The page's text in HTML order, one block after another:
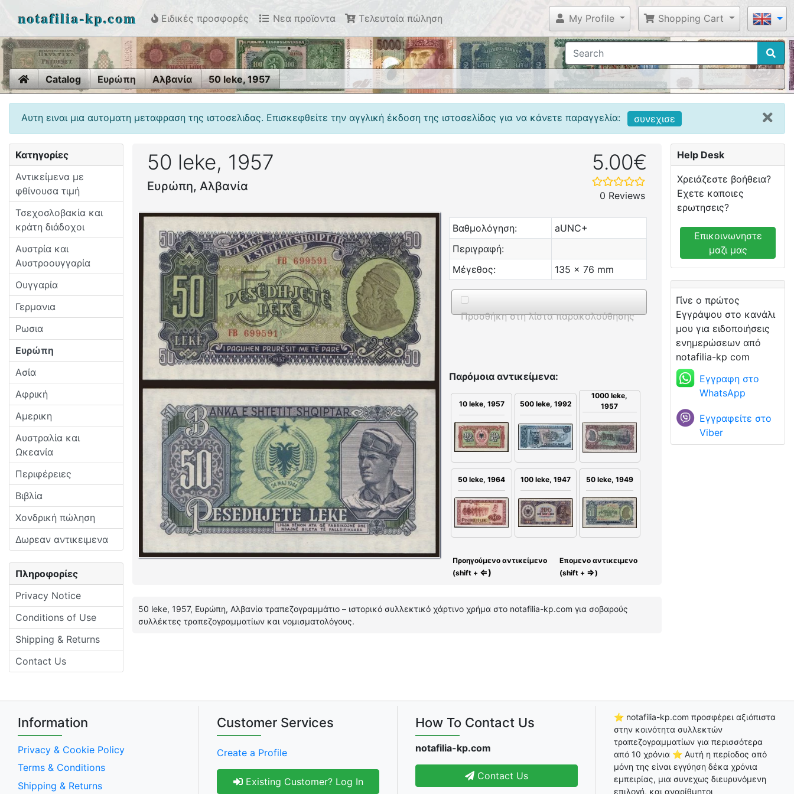
notafilia-kp.com Ειδικές προσφορές Νεα προϊοντα Τελευταία πώληση My Profile Shopping Cart
HomeCatalog Ευρώπη Αλβανία 50 leke, 1957
Αυτη ειναι μια αυτοματη μεταφραση της ιστοσελιδας. Επισκεφθείτε την αγγλική έκδοση της ιστοσελίδας για να κάνετε παραγγελία: συνεχισε
Κατηγορίες
Αντικείμενα με
φθίνουσα τιμή
Τσεχοσλοβακία και
κράτη διάδοχοι
Αυστρία και
Αυστροουγγαρία
Ουγγαρία
Γερμανια
Ρωσια
Ευρώπη
Ασία
Αφρική
Αμερικη
Αυστραλία και
Ωκεανία
Περιφέρειες
Βιβλία
Χονδρική πώληση
Δωρεαν αντικειμενα
Πληροφορίες
Privacy Notice
Conditions of Use
Shipping & Returns
Contact Us
50 leke, 1957
Ευρώπη, Αλβανία
5.00€
0 Reviews
Βαθμολόγηση:
aUNC+
Περιγραφή:
Μέγεθος:
135 x 76 mm
Προσθήκη στη λίστα παρακολούθησης
Παρόμοια αντικείμενα:
10 leke, 1957 500 leke, 1992
1000 leke,
1957
50 leke, 1964 100 leke, 1947 50 leke, 1949
Προηγούμενο αντικείμενο
(shift + ⇐)
Επομενο αντικειμενο
(shift + ⇒)
50 leke, 1957, Ευρώπη, Αλβανία τραπεζογραμμάτιο – ιστορικό συλλεκτικό χάρτινο χρήμα στο notafilia-kp.com για σοβαρούς
συλλέκτες τραπεζογραμματίων και νομισματολόγους.
Help Desk
Χρειάζεστε βοήθεια?
Εχετε καποιες
ερωτησεις?
Επικοινωνηστε
μαζι μας
Γίνε ο πρώτος
Εγγράψου στο κανάλι
μου για ειδοποιήσεις
ενημερώσεων από
notafilia-kp com
Εγγραφη στο
WhatsApp
Εγγραφείτε στο
Viber
Information
Privacy & Cookie Policy
Terms & Conditions
Shipping & Returns
Customer Services
Create a Profile
Existing Customer? Log In
How To Contact Us
notafilia-kp.com
Contact Us
⭐ notafilia-kp.com προσφέρει αξιόπιστα
στην κοινότητα συλλεκτών
τραπεζογραμματίων για περισσότερα
από 10 χρόνια ⭐ Αυτή η περίοδος από
μόνη της είναι εγγύηση δέκα χρόνια
εμπειρίας, μια συνεχως διευρυνόμενη
επιλογή, και αναρίθμητοι